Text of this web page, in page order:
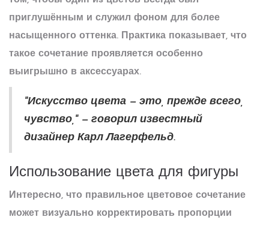
приглушённым и служил фоном для более
насыщенного оттенка. Практика показывает, что
такое сочетание проявляется особенно
выигрышно в аксессуарах.
"Искусство цвета — это, прежде всего,
чувство," — говорил известный
дизайнер Карл Лагерфельд.
Использование цвета для фигуры
Интересно, что правильное цветовое сочетание
может визуально корректировать пропорции